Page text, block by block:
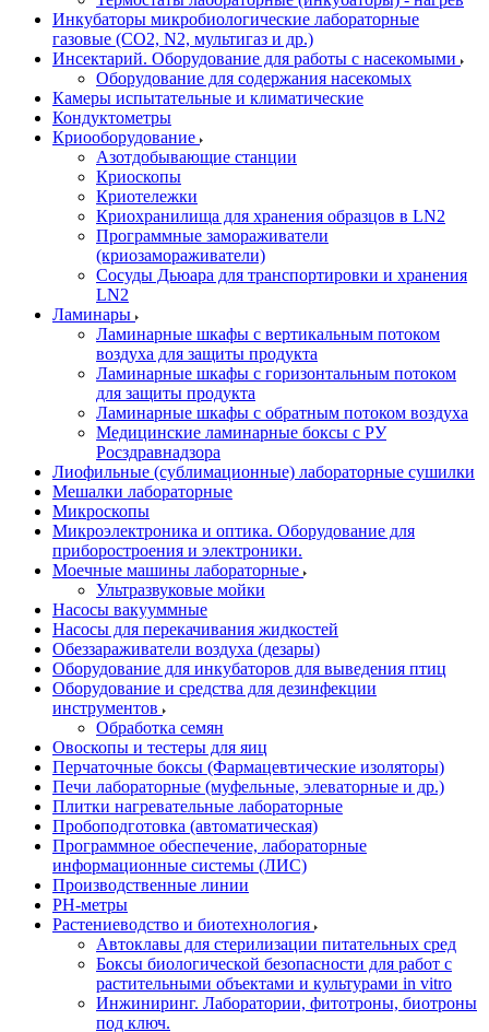
Инкубаторы микробиологические лабораторные
газовые (CO2, N2, мультигаз и др.)
Инсектарий. Оборудование для работы с насекомыми
Оборудование для содержания насекомых
Камеры испытательные и климатические
Кондуктометры
Криооборудование
Азотдобывающие станции
Криоскопы
Криотележки
Криохранилища для хранения образцов в LN2
Программные замораживатели
(криозамораживатели)
Сосуды Дьюара для транспортировки и хранения
LN2
Ламинары
Ламинарные шкафы с вертикальным потоком
воздуха для защиты продукта
Ламинарные шкафы с горизонтальным потоком
для защиты продукта
Ламинарные шкафы с обратным потоком воздуха
Медицинские ламинарные боксы с РУ
Росздравнадзора
Лиофильные (сублимационные) лабораторные сушилки
Мешалки лабораторные
Микроскопы
Микроэлектроника и оптика. Оборудование для
приборостроения и электроники.
Моечные машины лабораторные
Ультразвуковые мойки
Насосы вакууммные
Насосы для перекачивания жидкостей
Обеззараживатели воздуха (дезары)
Оборудование для инкубаторов для выведения птиц
Оборудование и средства для дезинфекции
инструментов
Обработка семян
Овоскопы и тестеры для яиц
Перчаточные боксы (Фармацевтические изоляторы)
Печи лабораторные (муфельные, элеваторные и др.)
Плитки нагревательные лабораторные
Пробоподготовка (автоматическая)
Программное обеспечение, лабораторные
информационные системы (ЛИС)
Производственные линии
РH-метры
Растениеводство и биотехнология
Автоклавы для стерилизации питательных сред
Боксы биологической безопасности для работ с
растительными объектами и культурами in vitro
Инжиниринг. Лаборатории, фитотроны, биотроны
под ключ.